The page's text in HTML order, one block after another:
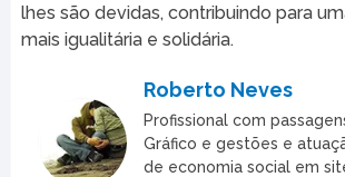
lhes são devidas, contribuindo para
mais igualitária e solidária.
Roberto Neves
Profissional com
Gráfico e gestões e
de economia social em